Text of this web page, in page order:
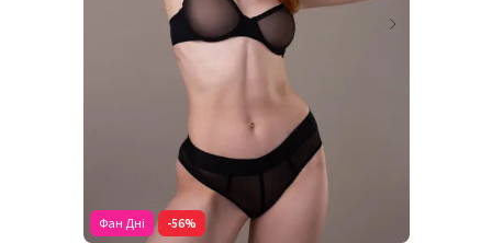
Фан Дні -56%